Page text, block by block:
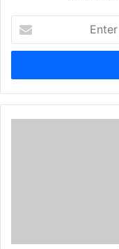
t
r
y